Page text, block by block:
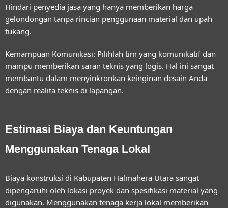
Hindari penyedia jasa yang hanya memberikan harga
gelondongan tanpa rincian penggunaan material dan upah
tukang.
Kemampuan Komunikasi: Pilihlah tim yang komunikatif dan
mampu memberikan saran teknis yang logis. Hal ini sangat
membantu dalam menyinkronkan keinginan desain Anda
dengan realita teknis di lapangan.
Estimasi Biaya dan Keuntungan
Menggunakan Tenaga Lokal
Biaya konstruksi di Kabupaten Halmahera Utara sangat
dipengaruhi oleh lokasi proyek dan spesifikasi material yang
digunakan. Menggunakan tenaga kerja lokal memberikan